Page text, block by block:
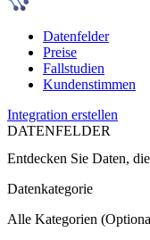
Datenfelder
Preise
Fallstudien
Kundenstimmen
Integration erstellen
DATENFELDER
Entdecken Sie Daten,
Datenkategorie
Alle Kategorien